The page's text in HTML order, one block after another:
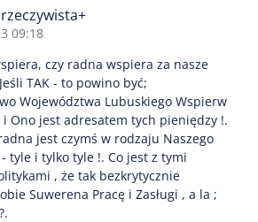
09:18
czy radna wspiera za nasze
TAK - to powino być;
Województwa Lubuskiego Wspierw
i Ono jest adresatem tych pieniędzy !.
jest czymś w rodzaju Naszego
tyle i tylko tyle !. Co jest z tymi
, że tak bezkrytycznie
Suwerena Pracę i Zasługi , a la ;